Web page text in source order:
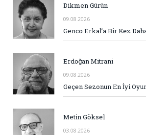
Dikmen Gürün
09.08.2026
Genco Erkal’a Bir Kez
Erdoğan Mitrani
09.08.2026
Geçen Sezonun En İyi
Metin Göksel
03.08.2026